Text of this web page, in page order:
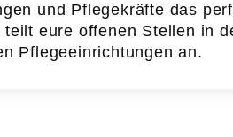
und Pflegekräfte das
eure offenen Stellen in
Pflegeeinrichtungen an.